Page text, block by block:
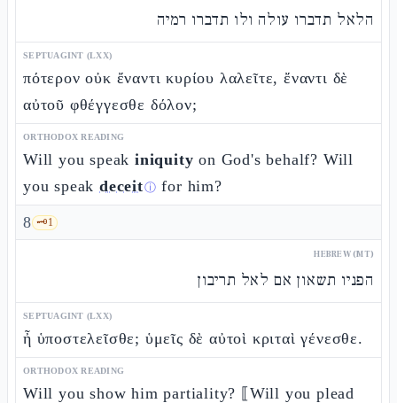
הלאל תדברו עולה ולו תדברו רמיה
SEPTUAGINT (LXX)
πότερον οὐκ ἔναντι κυρίου λαλεῖτε, ἔναντι δὲ
αὐτοῦ φθέγγεσθε δόλον;
ORTHODOX READING
Will you speak iniquity on God's behalf? Will
you speakdeceitⓘ for him?
8 🗝️1
HEBREW (MT)
הפניו תשאון אם לאל תריבון
SEPTUAGINT (LXX)
ἦ ὑποστελεῖσθε; ὑμεῖς δὲ αὐτοὶ κριταὶ γένεσθε.
ORTHODOX READING
Will you show him partiality? ⟦Will you plead